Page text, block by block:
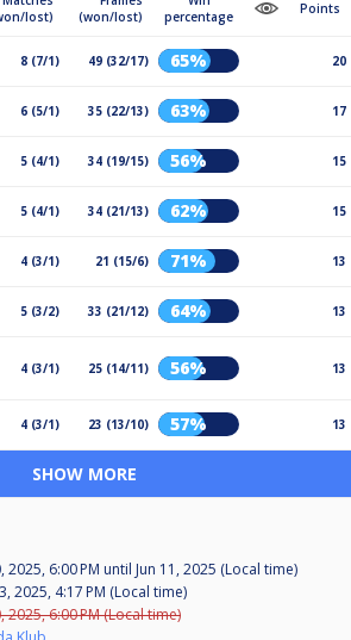
lost)
(won/lost)
percentage
Points
8 (7/1) 49 (32/17) 65% 20
6 (5/1) 35 (22/13) 63% 17
5 (4/1) 34 (19/15) 56% 15
5 (4/1) 34 (21/13) 62% 15
4 (3/1) 21 (15/6) 71% 13
5 (3/2) 33 (21/12) 64% 13
4 (3/1) 25 (14/11) 56% 13
4 (3/1) 23 (13/10) 57% 13
SHOW MORE
2025, 6:00 PM until Jun 11, 2025 (Local time)
2025, 4:17 PM (Local time)
2025, 6:00 PM (Local time)